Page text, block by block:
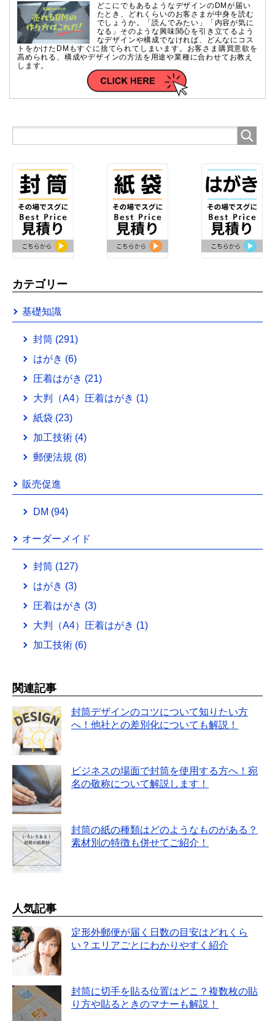
どこにでもあるようなデザインのDMが届い
たとき、どれくらいのお客さまが中身を読む
でしょうか。「読んでみたい」「内容が気に
なる」そのような興味関心を引き立てるよう
なデザインや構成でなければ、どんなにコス
トをかけたDMもすぐに捨てられてしまいます。お客さま購買意欲を
高められる、構成やデザインの方法を用途や業種に合わせてお教え
します。
カテゴリー
基礎知識
封筒 (291)
はがき (6)
圧着はがき (21)
大判（A4）圧着はがき (1)
紙袋 (23)
加工技術 (4)
郵便法規 (8)
販売促進
DM (94)
オーダーメイド
封筒 (127)
はがき (3)
圧着はがき (3)
大判（A4）圧着はがき (1)
加工技術 (6)
関連記事
封筒デザインのコツについて知りたい方
へ！他社との差別化についても解説！
ビジネスの場面で封筒を使用する方へ！宛
名の敬称について解説します！
封筒の紙の種類はどのようなものがある？
素材別の特徴も併せてご紹介！
人気記事
定形外郵便が届く日数の目安はどれくら
い？エリアごとにわかりやすく紹介
封筒に切手を貼る位置はどこ？複数枚の貼
り方や貼るときのマナーも解説！